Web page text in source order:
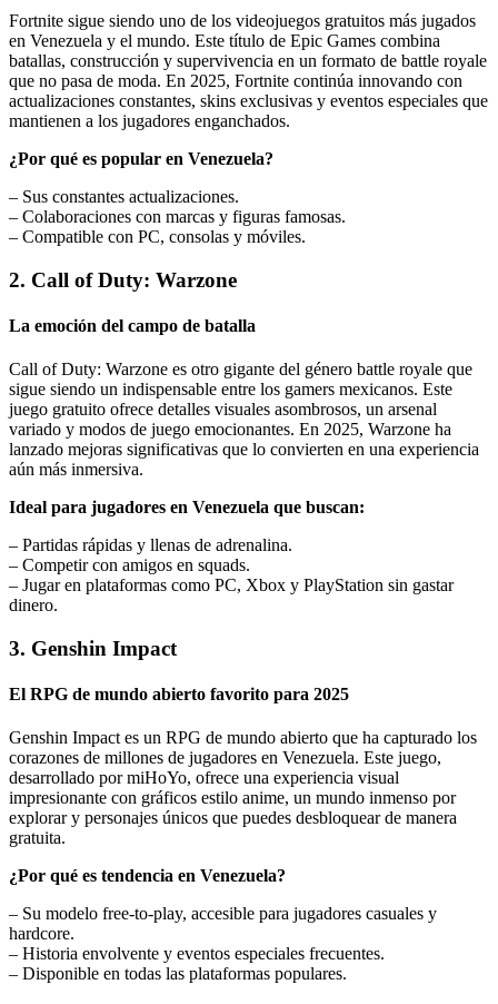
Fortnite sigue siendo uno de los videojuegos gratuitos más jugados
en Venezuela y el mundo. Este título de Epic Games combina
batallas, construcción y supervivencia en un formato de battle royale
que no pasa de moda. En 2025, Fortnite continúa innovando con
actualizaciones constantes, skins exclusivas y eventos especiales que
mantienen a los jugadores enganchados.
¿Por qué es popular en Venezuela?
– Sus constantes actualizaciones.
– Colaboraciones con marcas y figuras famosas.
– Compatible con PC, consolas y móviles.
2. Call of Duty: Warzone
La emoción del campo de batalla
Call of Duty: Warzone es otro gigante del género battle royale que
sigue siendo un indispensable entre los gamers mexicanos. Este
juego gratuito ofrece detalles visuales asombrosos, un arsenal
variado y modos de juego emocionantes. En 2025, Warzone ha
lanzado mejoras significativas que lo convierten en una experiencia
aún más inmersiva.
Ideal para jugadores en Venezuela que buscan:
– Partidas rápidas y llenas de adrenalina.
– Competir con amigos en squads.
– Jugar en plataformas como PC, Xbox y PlayStation sin gastar
dinero.
3. Genshin Impact
El RPG de mundo abierto favorito para 2025
Genshin Impact es un RPG de mundo abierto que ha capturado los
corazones de millones de jugadores en Venezuela. Este juego,
desarrollado por miHoYo, ofrece una experiencia visual
impresionante con gráficos estilo anime, un mundo inmenso por
explorar y personajes únicos que puedes desbloquear de manera
gratuita.
¿Por qué es tendencia en Venezuela?
– Su modelo free-to-play, accesible para jugadores casuales y
hardcore.
– Historia envolvente y eventos especiales frecuentes.
– Disponible en todas las plataformas populares.